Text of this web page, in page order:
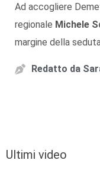
Ad accogliere
regionale Michele
margine della seduta
Redatto da
Ultimi video